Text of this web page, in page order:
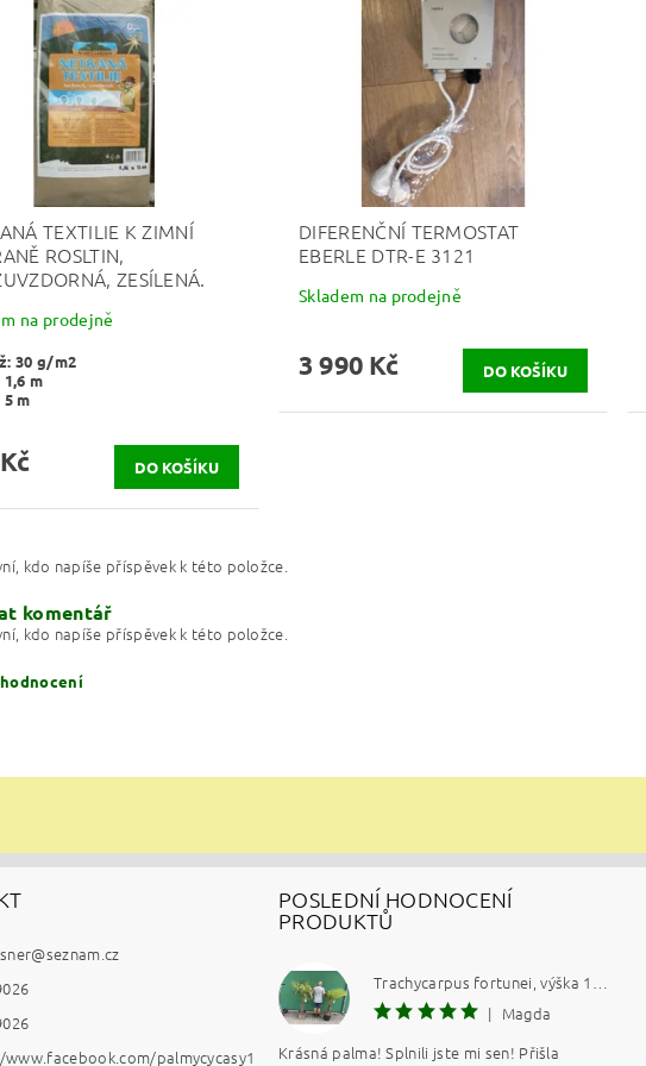
TEXTILIE K ZIMNÍ
ROSLTIN,
ZESÍLENÁ.
na prodejně
30 g/m2
m
m
DIFERENČNÍ TERMOSTAT
EBERLE DTR-E 3121
Skladem na prodejně
3 990 Kč
kdo napíše příspěvek k této položce.
komentář
kdo napíše příspěvek k této položce.
hodnocení souhlasíte s podmínkami ochrany osobních údajů
@seznam.cz
palmycycasy1
POSLEDNÍ HODNOCENÍ
PRODUKTŮ
| Magda
Krásná palma! Splnili jste mi sen! Přišla